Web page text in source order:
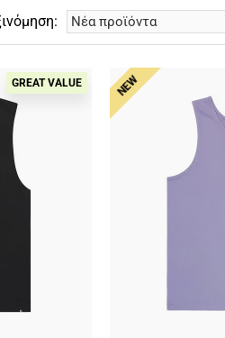
GREAT VALUE NEW